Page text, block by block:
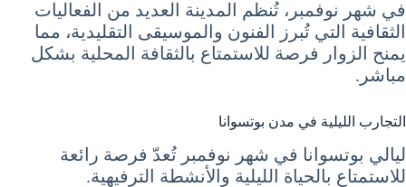
في شهر نوفمبر، تُنظم المدينة العديد من الفعاليات
الثقافية التي تُبرز الفنون والموسيقى التقليدية، مما
يمنح الزوار فرصة للاستمتاع بالثقافة المحلية بشكل
مباشر.
التجارب الليلية في مدن بوتسوانا
ليالي بوتسوانا في شهر نوفمبر تُعدّ فرصة رائعة
للاستمتاع بالحياة الليلية والأنشطة الترفيهية.